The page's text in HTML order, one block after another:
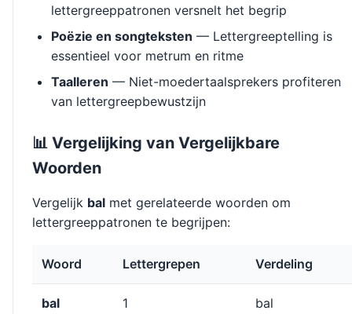
lettergreeppatronen versnelt het begrip
Poëzie en songteksten — Lettergreeptelling is
essentieel voor metrum en ritme
Taalleren — Niet-moedertaalsprekers profiteren
van lettergreepbewustzijn
📊 Vergelijking van Vergelijkbare
Woorden
Vergelijk bal met gerelateerde woorden om
lettergreeppatronen te begrijpen:
Woord Lettergrepen Verdeling
bal 1 bal